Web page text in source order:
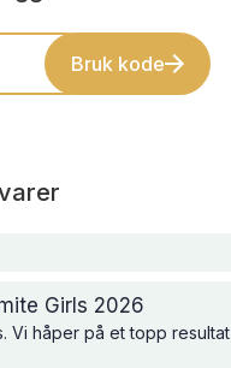
Bruk kode
Girls 2026
Vi håper på et topp